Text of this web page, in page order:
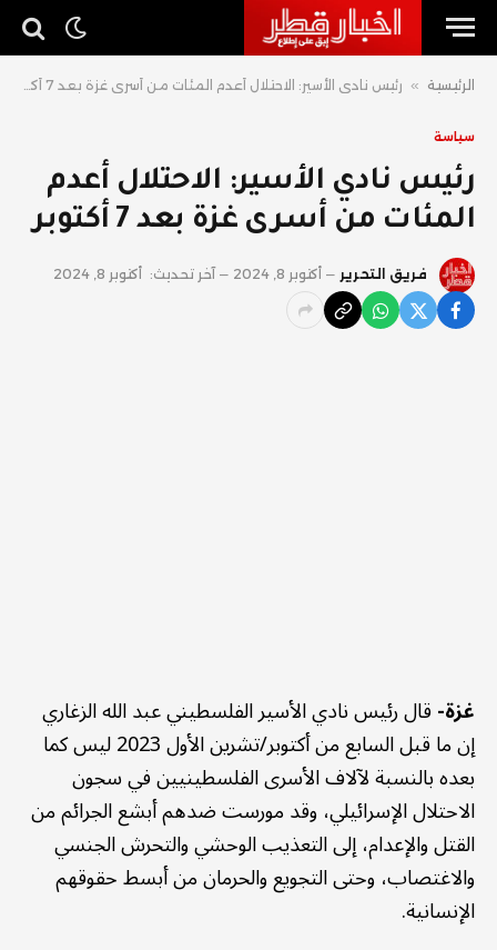
الرئيسية » رئيس نادي الأسير: الاحتلال أعدم المئات من أسرى غزة بعد 7 أكتوبر
سياسة
رئيس نادي الأسير: الاحتلال أعدم
المئات من أسرى غزة بعد 7 أكتوبر
فريق التحرير أكتوبر 8, 2024 آخر تحديث: أكتوبر 8, 2024
غزة-قال رئيس نادي الأسير الفلسطيني عبد الله الزغاري
إن ما قبل السابع من أكتوبر/تشرين الأول 2023 ليس كما
بعده بالنسبة لآلاف الأسرى الفلسطينيين في سجون
الاحتلال الإسرائيلي، وقد مورست ضدهم أبشع الجرائم من
القتل والإعدام، إلى التعذيب الوحشي والتحرش الجنسي
والاغتصاب، وحتى التجويع والحرمان من أبسط حقوقهم
الإنسانية.